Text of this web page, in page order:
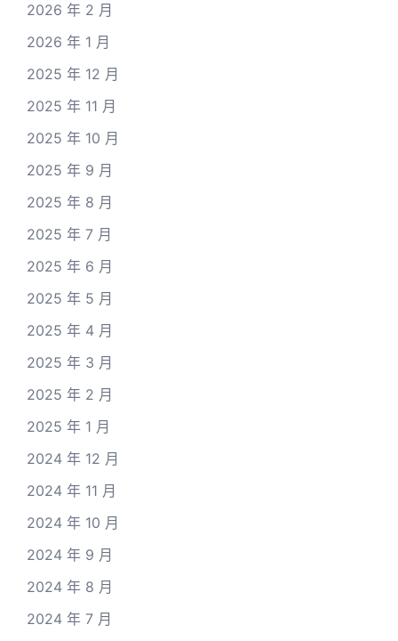
2026 年 2 月
2026 年 1 月
2025 年 12 月
2025 年 11 月
2025 年 10 月
2025 年 9 月
2025 年 8 月
2025 年 7 月
2025 年 6 月
2025 年 5 月
2025 年 4 月
2025 年 3 月
2025 年 2 月
2025 年 1 月
2024 年 12 月
2024 年 11 月
2024 年 10 月
2024 年 9 月
2024 年 8 月
2024 年 7 月